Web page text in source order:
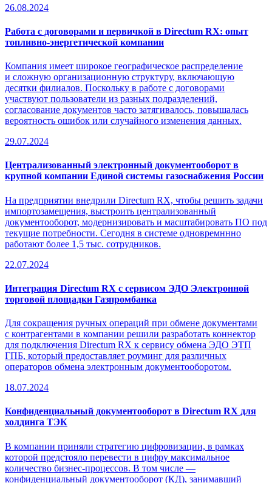
26.08.2024
Работа с договорами и первичкой в Directum RX: опыт
топливно-энергетической компании
Компания имеет широкое географическое распределение
и сложную организационную структуру, включающую
десятки филиалов. Поскольку в работе с договорами
участвуют пользователи из разных подразделений,
согласование документов часто затягивалось, повышалась
вероятность ошибок или случайного изменения данных.
29.07.2024
Централизованный электронный документооборот в
крупной компании Единой системы газоснабжения России
На предприятии внедрили Directum RX, чтобы решить задачи
импортозамещения, выстроить централизованный
документооборот, модернизировать и масштабировать ПО под
текущие потребности. Сегодня в системе одновремннно
работают более 1,5 тыс. сотрудников.
22.07.2024
Интеграция Directum RX с сервисом ЭДО Электронной
торговой площадки Газпромбанка
Для сокращения ручных операций при обмене документами
с контрагентами в компании решили разработать коннектор
для подключения Directum RX к сервису обмена ЭДО ЭТП
ГПБ, который предоставляет роуминг для различных
операторов обмена электронным документооборотом.
18.07.2024
Конфиденциальный документооборот в Directum RX для
холдинга ТЭК
В компании приняли стратегию цифровизации, в рамках
которой предстояло перевести в цифру максимальное
количество бизнес-процессов. В том числе —
конфиденциальный документооборот (КД), занимавший